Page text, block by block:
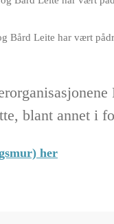
Bård Leite har vært
blant annet i
her